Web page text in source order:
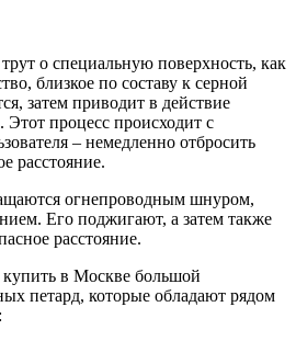
о специальную поверхность, как
близкое по составу к серной
затем приводит в действие
Этот процесс происходит с
– немедленно отбросить
расстояние.
огнепроводным шнуром,
Его поджигают, а затем также
расстояние.
в Москве большой
петард, которые обладают рядом